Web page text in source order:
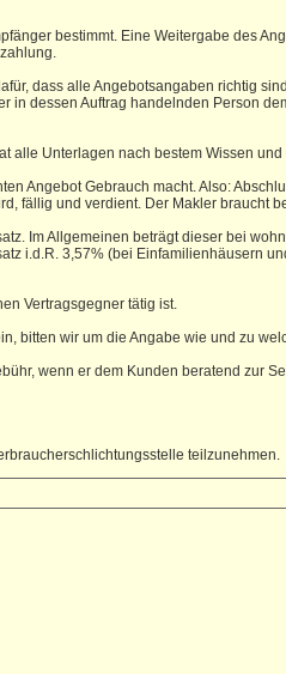
bestimmt. Eine Weitergabe des
dass alle Angebotsangaben richtig
dessen Auftrag handelnden Person
alle Unterlagen nach bestem Wissen
Angebot Gebrauch macht. Also:
fällig und verdient. Der Makler braucht
Im Allgemeinen beträgt dieser bei
i.d.R. 3,57% (bei
Vertragsgegner tätig ist.
bitten wir um die Angabe wie und zu
wenn er dem Kunden beratend zur
teilzunehmen.